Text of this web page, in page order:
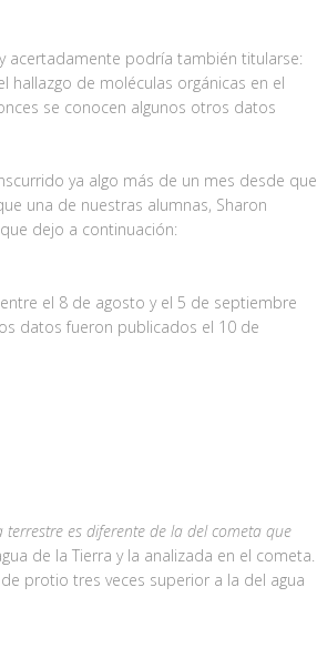
acertadamente podría también titularse:
hallazgo de moléculas orgánicas en el
se conocen algunos otros datos
ya algo más de un mes desde que
una de nuestras alumnas, Sharon
dejo a continuación:
el 8 de agosto y el 5 de septiembre
datos fueron publicados el 10 de
terrestre es diferente de la del cometa que
de la Tierra y la analizada en el cometa.
protio tres veces superior a la del agua